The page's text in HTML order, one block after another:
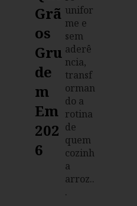
Grã
Os
Gru
De
M
Em
202
6
unifor
me e
sem
aderê
ncia,
transf
orman
do a
rotina
de
quem
cozinh
a
arroz..
.